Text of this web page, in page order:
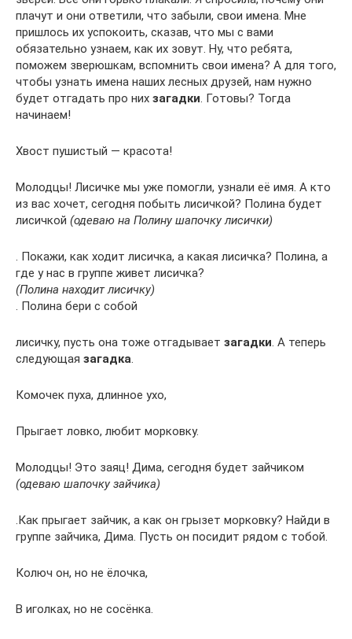
плачут и они ответили, что забыли, свои имена. Мне
пришлось их успокоить, сказав, что мы с вами
обязательно узнаем, как их зовут. Ну, что ребята,
поможем зверюшкам, вспомнить свои имена? А для того,
чтобы узнать имена наших лесных друзей, нам нужно
будет отгадать про них загадки. Готовы? Тогда
начинаем!
Хвост пушистый — красота!
Молодцы! Лисичке мы уже помогли, узнали её имя. А кто
из вас хочет, сегодня побыть лисичкой? Полина будет
лисичкой (одеваю на Полину шапочку лисички)
. Покажи, как ходит лисичка, а какая лисичка? Полина, а
где у нас в группе живет лисичка?
(Полина находит лисичку)
. Полина бери с собой
лисичку, пусть она тоже отгадывает загадки. А теперь
следующая загадка.
Комочек пуха, длинное ухо,
Прыгает ловко, любит морковку.
Молодцы! Это заяц! Дима, сегодня будет зайчиком
(одеваю шапочку зайчика)
.Как прыгает зайчик, а как он грызет морковку? Найди в
группе зайчика, Дима. Пусть он посидит рядом с тобой.
Колюч он, но не ёлочка,
В иголках, но не сосёнка.